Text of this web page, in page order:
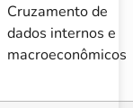
Cruzamento de
dados internos e
macroeconômicos